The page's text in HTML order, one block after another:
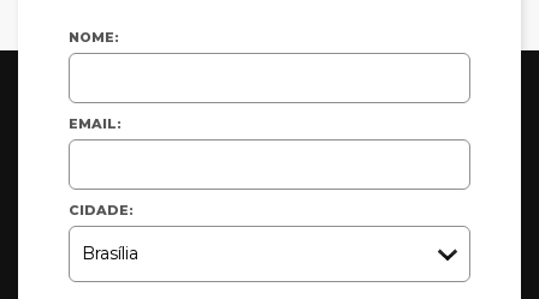
NOME:
EMAIL:
CIDADE: